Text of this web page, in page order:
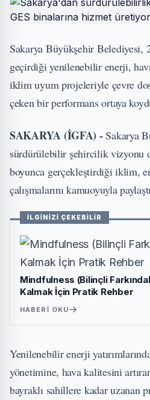
Sakarya Büyükşehir Belediyesi,
geçirdiği yenilenebilir enerji,
iklim uyum projeleriyle çevre
çeken bir performans ortaya
SAKARYA (İGFA) -Sakarya
sürdürülebilir şehircilik vizyonu
boyunca gerçekleştirdiği iklim,
çalışmalarını kamuoyuyla
İLGİNİZİ ÇEKEBİLİR
Mindfulness (Bilinçli
Kalmak İçin Pratik Rehber
HABERI OKU
Yenilenebilir enerji
yönetimine, hava kalitesini
bayraklı sahillere kadar uzanan